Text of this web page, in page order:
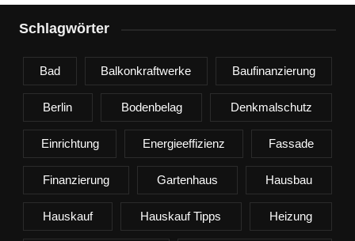
Schlagwörter
Bad Balkonkraftwerke Baufinanzierung
Berlin Bodenbelag Denkmalschutz
Einrichtung Energieeffizienz Fassade
Finanzierung Gartenhaus Hausbau
Hauskauf Hauskauf Tipps Heizung